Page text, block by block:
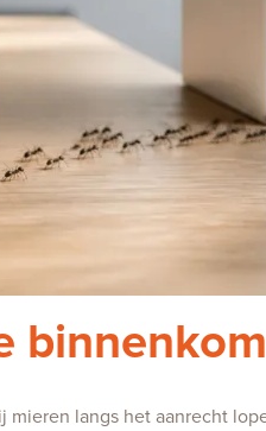
langs het aanrecht